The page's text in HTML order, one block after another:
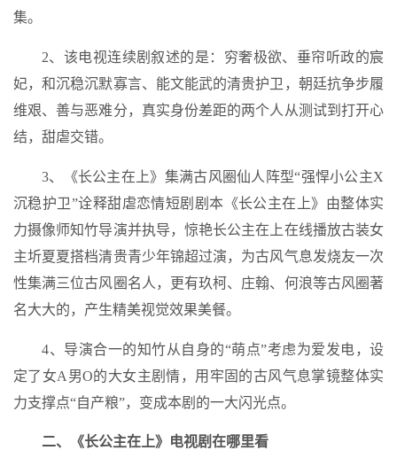
集。
2、该电视连续剧叙述的是：穷奢极欲、垂帘听政的宸
妃，和沉稳沉默寡言、能文能武的清贵护卫，朝廷抗争步履
维艰、善与恶难分，真实身份差距的两个人从测试到打开心
结，甜虐交错。
3、《长公主在上》集满古风圈仙人阵型“强悍小公主X
沉稳护卫”诠释甜虐恋情短剧剧本《长公主在上》由整体实
力摄像师知竹导演并执导，惊艳长公主在上在线播放古装女
主圻夏夏搭档清贵青少年锦超过演，为古风气息发烧友一次
性集满三位古风圈名人，更有玖柯、庄翰、何浪等古风圈著
名大大的，产生精美视觉效果美餐。
4、导演合一的知竹从自身的“萌点”考虑为爱发电，设
定了女A男O的大女主剧情，用牢固的古风气息掌镜整体实
力支撑点“自产粮”，变成本剧的一大闪光点。
二、《长公主在上》电视剧在哪里看